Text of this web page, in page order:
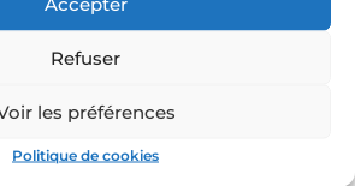
Refuser
les préférences
Politique de cookies
César Argent